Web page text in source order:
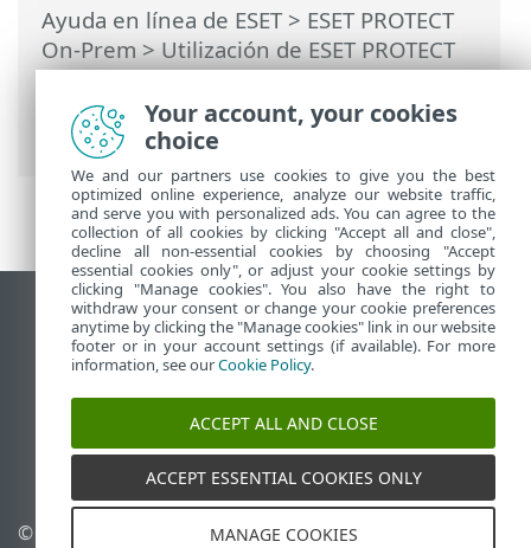
Ayuda en línea de ESET> ESET PROTECT
On-Prem>Utilización de ESET PROTECT
On-Prem>ESET PROTECT On-Prem Menú
principal
>Más > Plantillas de grupos
dinámicos
Ver sitio para ordenador
End of Life
Base de conocimiento de ESET
Foro de ESET
ESET Status Portal
Soporte técnico regional
© 1992 - 2026 ESET, spol. s
Administrar cookies
Your account, your cookies
choice
We and our partners use cookies to give you the best
optimized online experience, analyze our website traffic,
and serve you with personalized ads. You can agree to the
collection of all cookies by clicking "Accept all and close",
decline all non-essential cookies by choosing "Accept
essential cookies only", or adjust your cookie settings by
clicking "Manage cookies". You also have the right to
withdraw your consent or change your cookie preferences
anytime by clicking the "Manage cookies" link in our website
footer or in your account settings (if available). For more
information, see ourCookie Policy.
ACCEPT ALL AND CLOSE
ACCEPT ESSENTIAL COOKIES ONLY
MANAGE COOKIES